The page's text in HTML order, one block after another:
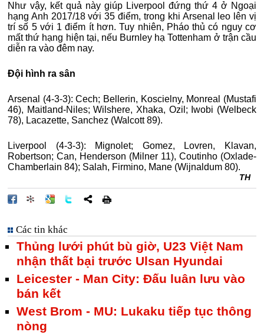
Như vậy, kết quả này giúp Liverpool đứng thứ 4 ở Ngoại
hạng Anh 2017/18 với 35 điểm, trong khi Arsenal leo lên vị
trí số 5 với 1 điểm ít hơn. Tuy nhiên, Pháo thủ có nguy cơ
mất thứ hạng hiện tại, nếu Burnley hạ Tottenham ở trận cầu
diễn ra vào đêm nay.
Đội hình ra sân
Arsenal (4-3-3): Cech; Bellerin, Koscielny, Monreal (Mustafi
46), Maitland-Niles; Wilshere, Xhaka, Ozil; Iwobi (Welbeck
78), Lacazette, Sanchez (Walcott 89).
Liverpool (4-3-3): Mignolet; Gomez, Lovren, Klavan,
Robertson; Can, Henderson (Milner 11), Coutinho (Oxlade-
Chamberlain 84); Salah, Firmino, Mane (Wijnaldum 80).
TH
Các tin khác
Thủng lưới phút bù giờ, U23 Việt Nam
nhận thất bại trước Ulsan Hyundai
Leicester - Man City: Đấu luân lưu vào
bán kết
West Brom - MU: Lukaku tiếp tục thông
nòng